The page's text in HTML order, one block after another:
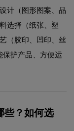
计（图形图案、品
选择（纸张、塑
（胶印、凹印、丝
保护产品、方便运
些？如何选